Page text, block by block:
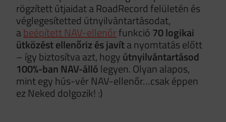
rögzített útjaidat a RoadRecord felületén és
véglegesítetted útnyilvántartásodat,
abeépített NAV-ellenőrfunkció70 logikai
ütközést ellenőriz és javíta nyomtatás előtt
– így biztosítva azt, hogyútnyilvántartásod
100%-ban NAV-állólegyen. Olyan alapos,
mint egy hús-vér NAV-ellenőr…csak éppen
ez Neked dolgozik! :)